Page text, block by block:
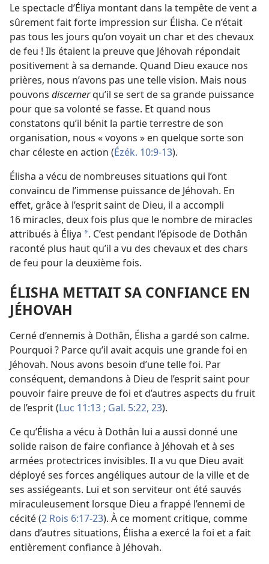
Le spectacle d’Éliya montant dans la tempête de vent a
sûrement fait forte impression sur Élisha. Ce n’était
pas tous les jours qu’on voyait un char et des chevaux
de feu ! Ils étaient la preuve que Jéhovah répondait
positivement à sa demande. Quand Dieu exauce nos
prières, nous n’avons pas une telle vision. Mais nous
pouvons discernerqu’il se sert de sa grande puissance
pour que sa volonté se fasse. Et quand nous
constatons qu’il bénit la partie terrestre de son
organisation, nous « voyons » en quelque sorte son
char céleste en action (Ézék. 10:9-13).
Élisha a vécu de nombreuses situations qui l’ont
convaincu de l’immense puissance de Jéhovah. En
effet, grâce à l’esprit saint de Dieu, il a accompli
16 miracles, deux fois plus que le nombre de miracles
attribués à Éliya *. C’est pendant l’épisode de Dothân
raconté plus haut qu’il a vu des chevaux et des chars
de feu pour la deuxième fois.
ÉLISHA METTAIT SA CONFIANCE EN
JÉHOVAH
Cerné d’ennemis à Dothân, Élisha a gardé son calme.
Pourquoi ? Parce qu’il avait acquis une grande foi en
Jéhovah. Nous avons besoin d’une telle foi. Par
conséquent, demandons à Dieu de l’esprit saint pour
pouvoir faire preuve de foi et d’autres aspects du fruit
de l’esprit (Luc 11:13 ; Gal. 5:22, 23).
Ce qu’Élisha a vécu à Dothân lui a aussi donné une
solide raison de faire confiance à Jéhovah et à ses
armées protectrices invisibles. Il a vu que Dieu avait
déployé ses forces angéliques autour de la ville et de
ses assiégeants. Lui et son serviteur ont été sauvés
miraculeusement lorsque Dieu a frappé l’ennemi de
cécité (2 Rois 6:17-23). À ce moment critique, comme
dans d’autres situations, Élisha a exercé la foi et a fait
entièrement confiance à Jéhovah.